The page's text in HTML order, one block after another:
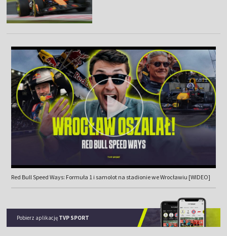
Red Bull Speed Ways: Formuła 1 i samolot na stadionie we Wrocławiu [WIDEO]
Pobierz aplikację TVP SPORT